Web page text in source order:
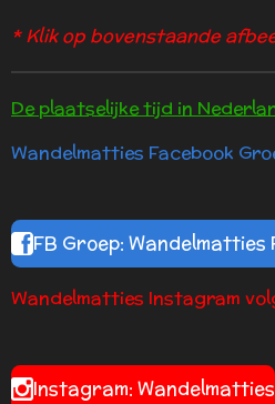
* Klik op bovenstaande
De plaatselijke tijd in
Wandelmatties Facebook
FB Groep:
Wandelmatties Instagram
Instagram: Wandelmatties